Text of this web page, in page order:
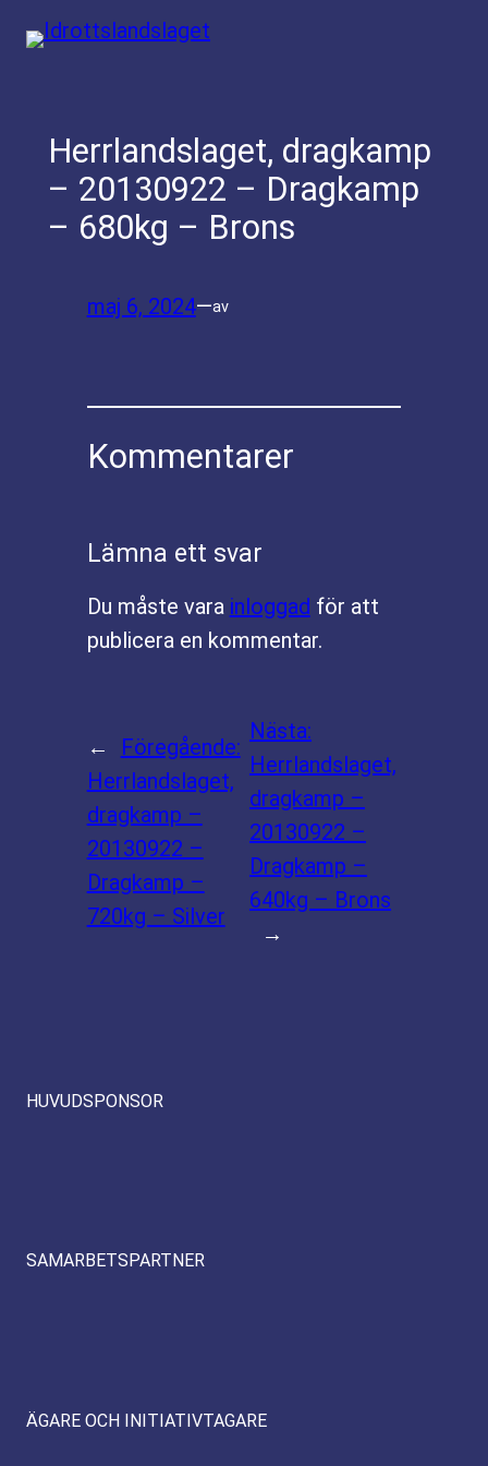
Hoppa
Herrlandslaget, dragkamp
– 20130922 – Dragkamp
– 680kg – Brons
maj 6, 2024—av
Kommentarer
Lämna ett svar
Du måste vara inloggad för att
publicera en kommentar.
←
Föregående:
Herrlandslaget,
dragkamp –
20130922 –
Dragkamp –
720kg – Silver
Nästa:
Herrlandslaget,
dragkamp –
20130922 –
Dragkamp –
640kg – Brons
→
HUVUDSPONSOR
SAMARBETSPARTNER
ÄGARE OCH INITIATIVTAGARE